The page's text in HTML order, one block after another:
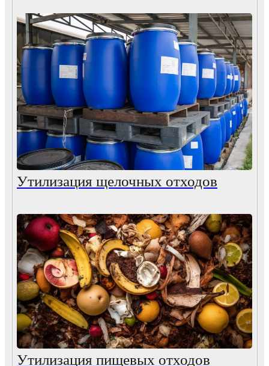
Утилизация щелочных отходов
Утилизация пищевых отходов